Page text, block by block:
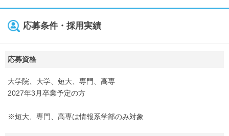
応募条件・採用実績
応募資格
大学院、大学、短大、専門、高専
2027年3月卒業予定の方
※短大、専門、高専は情報系学部のみ対象